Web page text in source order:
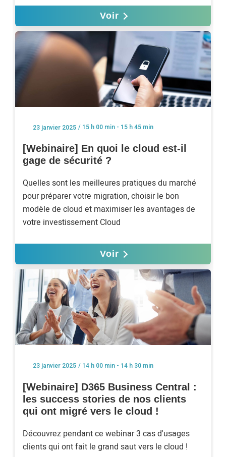
Voir
23 janvier 2025 / 15 h 00 min - 15 h 45 min
[Webinaire] En quoi le cloud est-il
gage de sécurité ?
Quelles sont les meilleures pratiques du marché
pour préparer votre migration, choisir le bon
modèle de cloud et maximiser les avantages de
votre investissement Cloud
Voir
23 janvier 2025 / 14 h 00 min - 14 h 30 min
[Webinaire] D365 Business Central :
les success stories de nos clients
qui ont migré vers le cloud !
Découvrez pendant ce webinar 3 cas d'usages
clients qui ont fait le grand saut vers le cloud !